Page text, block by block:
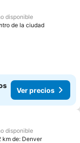
favoritos
disponible
de la ciudad
Ver precios
favoritos
disponible
km de: Denver